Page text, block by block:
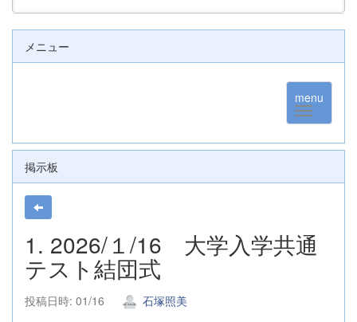
メニュー
menu
掲示板
1. 2026/１/16 大学入学共通
テスト結団式
投稿日時: 01/16
石塚照美